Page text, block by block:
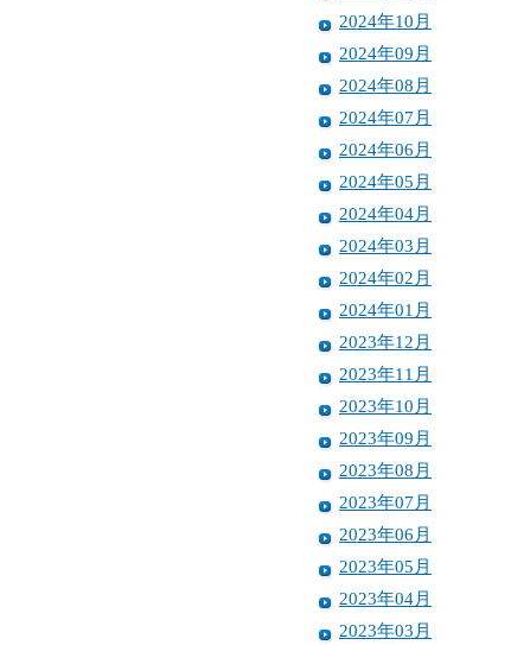
2024年10月
2024年09月
2024年08月
2024年07月
2024年06月
2024年05月
2024年04月
2024年03月
2024年02月
2024年01月
2023年12月
2023年11月
2023年10月
2023年09月
2023年08月
2023年07月
2023年06月
2023年05月
2023年04月
2023年03月